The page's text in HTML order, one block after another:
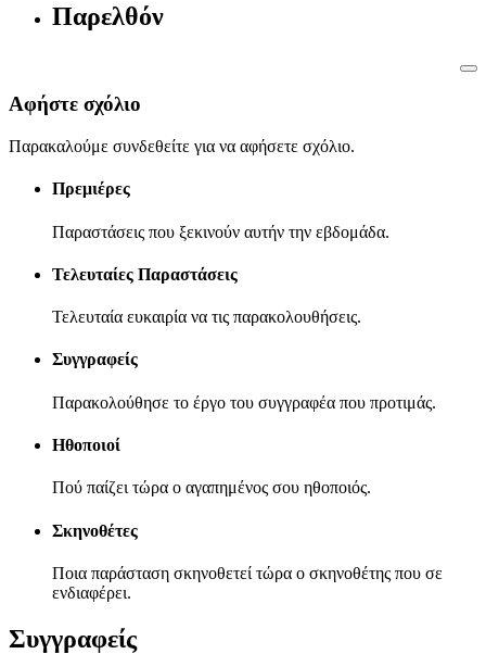
Παρελθόν
Αφήστε σχόλιο
Παρακαλούμε συνδεθείτε για να αφήσετε σχόλιο.
Πρεμιέρες
Παραστάσεις που ξεκινούν αυτήν την εβδομάδα.
Τελευταίες Παραστάσεις
Τελευταία ευκαιρία να τις παρακολουθήσεις.
Συγγραφείς
Παρακολούθησε το έργο του συγγραφέα που προτιμάς.
Ηθοποιοί
Πού παίζει τώρα ο αγαπημένος σου ηθοποιός.
Σκηνοθέτες
Ποια παράσταση σκηνοθετεί τώρα ο σκηνοθέτης που σε
ενδιαφέρει.
Συγγραφείς